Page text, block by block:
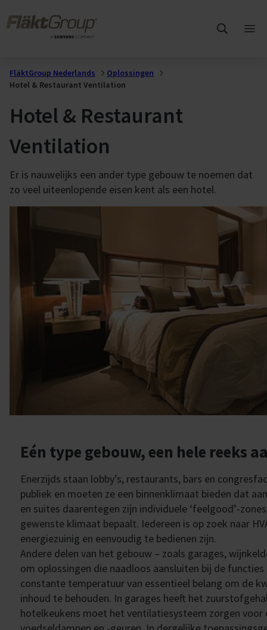
FläktGroup Nederlands
Oplossingen
Hotel & Restaurant Ventilation
Hotel & Restaurant
Ventilation
Er is nauwelijks een ander type gebouw te noemen dat
zo veel uiteenlopende eisen kent als een hotel.
Eén type gebouw, een hele reeks
Enerzijds staan lobby’s, restaurants, bars en
publiek en moeten ze een binnenklimaat bieden dat
en suites daarentegen zijn individuele ‘feelgood’-
gewenste klimaat bepaalt. Iedereen is op zoek naar
energiezuinig en eenvoudig te bedienen zijn.
Andere delen van het gebouw – zoals garages,
om oplossingen die naadloos aansluiten bij de
constante temperatuur van essentieel belang om de
inhoud te behouden. In garages heeft het
hotelkeukens moet het ventilatiesysteem zorgen voor